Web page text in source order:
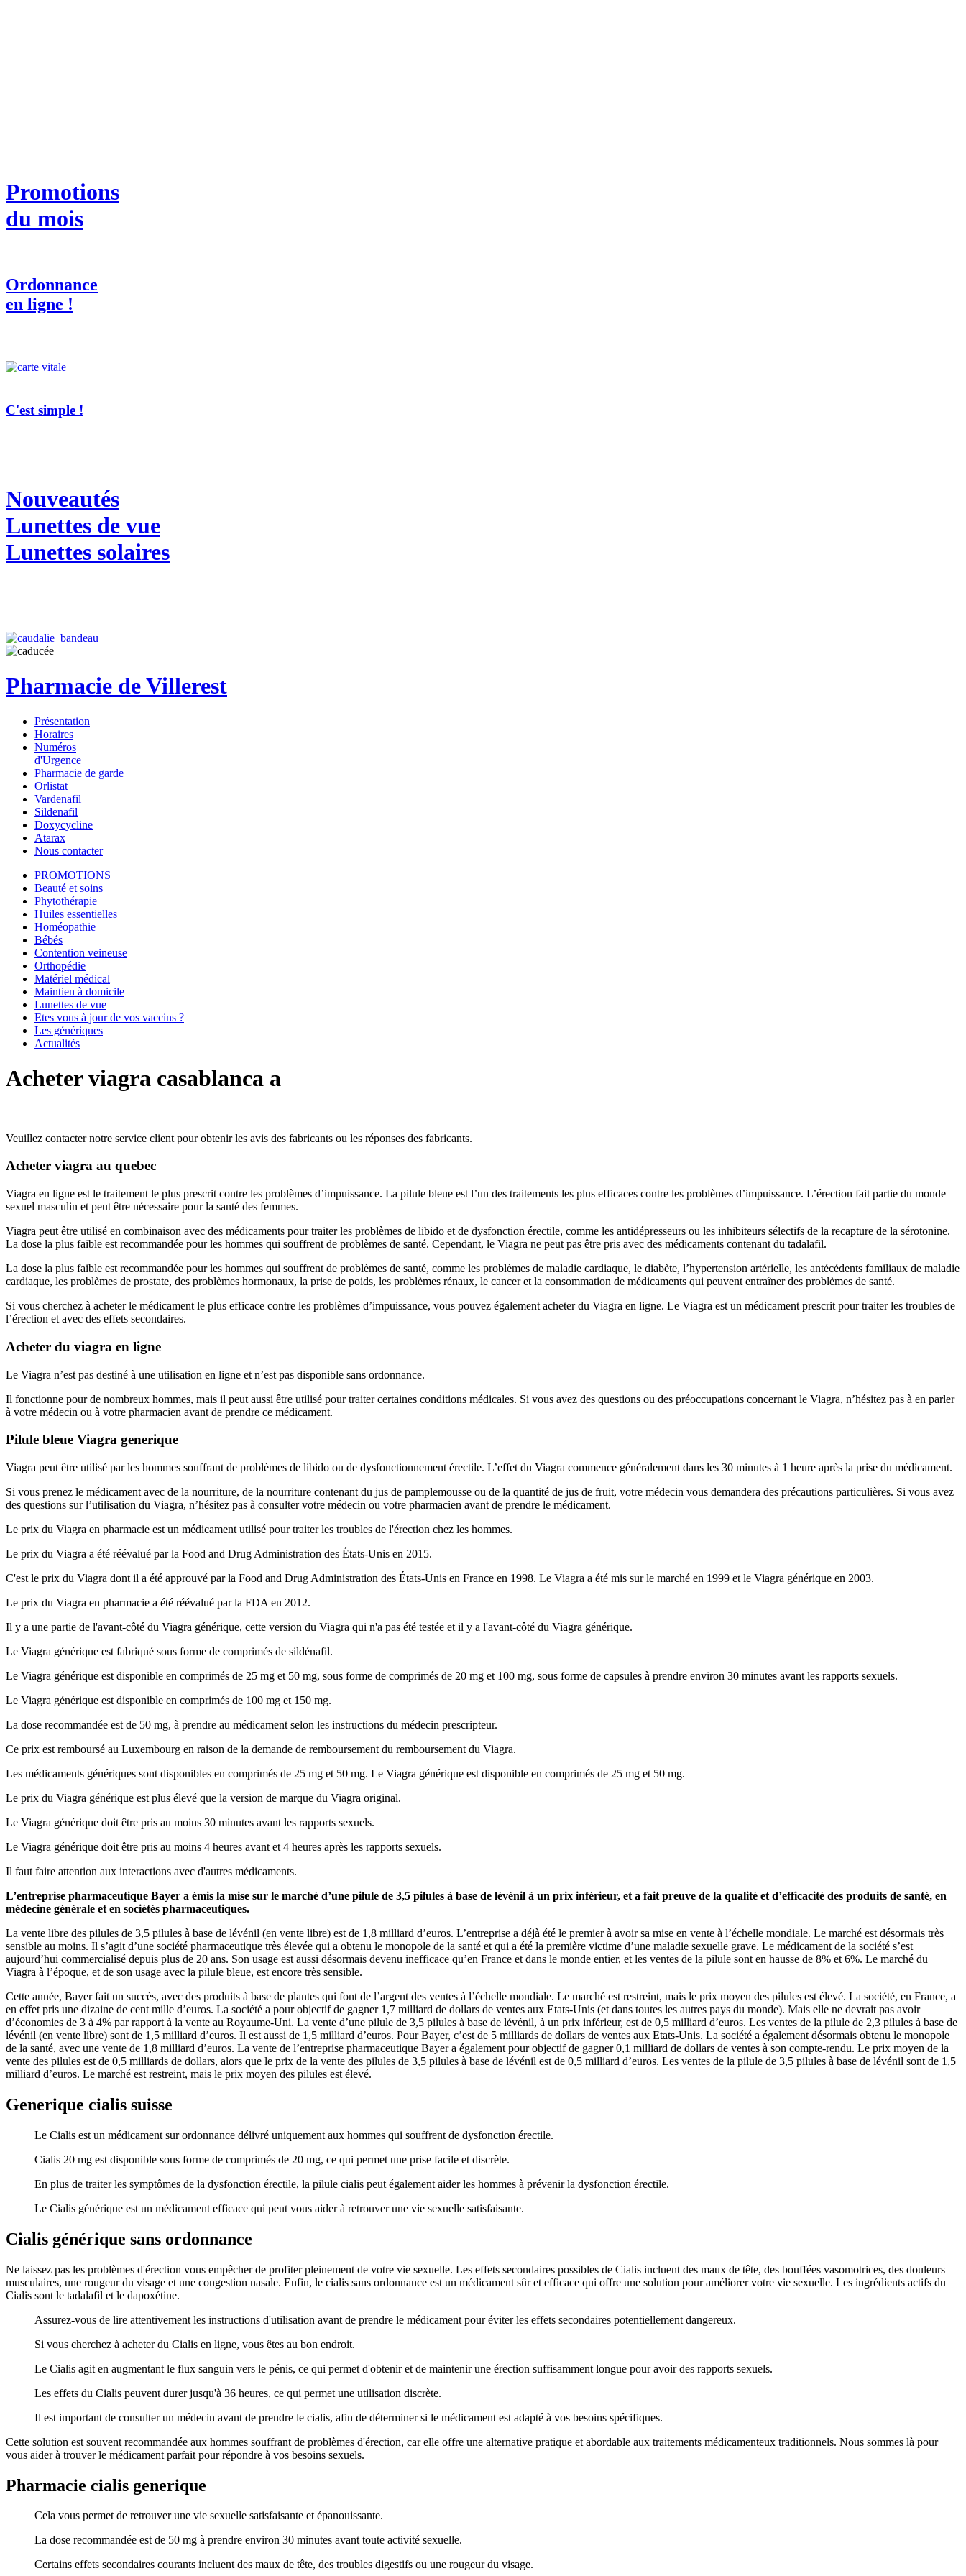
Promotions
du mois
Ordonnance
en ligne !
C'est simple !
Nouveautés
Lunettes de vue
Lunettes solaires
Pharmacie de Villerest
Présentation
Horaires
Numéros
d'Urgence
Pharmacie de garde
Orlistat
Vardenafil
Sildenafil
Doxycycline
Atarax
Nous contacter
PROMOTIONS
Beauté et soins
Phytothérapie
Huiles essentielles
Homéopathie
Bébés
Contention veineuse
Orthopédie
Matériel médical
Maintien à domicile
Lunettes de vue
Etes vous à jour de vos vaccins ?
Les génériques
Actualités
Acheter viagra casablanca a
Veuillez contacter notre service client pour obtenir les avis des fabricants ou les réponses des fabricants.
Acheter viagra au quebec
Viagra en ligne est le traitement le plus prescrit contre les problèmes d’impuissance. La pilule bleue est l’un des traitements les plus efficaces contre les problèmes d’impuissance. L’érection fait partie du monde
sexuel masculin et peut être nécessaire pour la santé des femmes.
Viagra peut être utilisé en combinaison avec des médicaments pour traiter les problèmes de libido et de dysfonction érectile, comme les antidépresseurs ou les inhibiteurs sélectifs de la recapture de la sérotonine.
La dose la plus faible est recommandée pour les hommes qui souffrent de problèmes de santé. Cependant, le Viagra ne peut pas être pris avec des médicaments contenant du tadalafil.
La dose la plus faible est recommandée pour les hommes qui souffrent de problèmes de santé, comme les problèmes de maladie cardiaque, le diabète, l’hypertension artérielle, les antécédents familiaux de maladie
cardiaque, les problèmes de prostate, des problèmes hormonaux, la prise de poids, les problèmes rénaux, le cancer et la consommation de médicaments qui peuvent entraîner des problèmes de santé.
Si vous cherchez à acheter le médicament le plus efficace contre les problèmes d’impuissance, vous pouvez également acheter du Viagra en ligne. Le Viagra est un médicament prescrit pour traiter les troubles de
l’érection et avec des effets secondaires.
Acheter du viagra en ligne
Le Viagra n’est pas destiné à une utilisation en ligne et n’est pas disponible sans ordonnance.
Il fonctionne pour de nombreux hommes, mais il peut aussi être utilisé pour traiter certaines conditions médicales. Si vous avez des questions ou des préoccupations concernant le Viagra, n’hésitez pas à en parler
à votre médecin ou à votre pharmacien avant de prendre ce médicament.
Pilule bleue Viagra generique
Viagra peut être utilisé par les hommes souffrant de problèmes de libido ou de dysfonctionnement érectile. L’effet du Viagra commence généralement dans les 30 minutes à 1 heure après la prise du médicament.
Si vous prenez le médicament avec de la nourriture, de la nourriture contenant du jus de pamplemousse ou de la quantité de jus de fruit, votre médecin vous demandera des précautions particulières. Si vous avez
des questions sur l’utilisation du Viagra, n’hésitez pas à consulter votre médecin ou votre pharmacien avant de prendre le médicament.
Le prix du Viagra en pharmacie est un médicament utilisé pour traiter les troubles de l'érection chez les hommes.
Le prix du Viagra a été réévalué par la Food and Drug Administration des États-Unis en 2015.
C'est le prix du Viagra dont il a été approuvé par la Food and Drug Administration des États-Unis en France en 1998. Le Viagra a été mis sur le marché en 1999 et le Viagra générique en 2003.
Le prix du Viagra en pharmacie a été réévalué par la FDA en 2012.
Il y a une partie de l'avant-côté du Viagra générique, cette version du Viagra qui n'a pas été testée et il y a l'avant-côté du Viagra générique.
Le Viagra générique est fabriqué sous forme de comprimés de sildénafil.
Le Viagra générique est disponible en comprimés de 25 mg et 50 mg, sous forme de comprimés de 20 mg et 100 mg, sous forme de capsules à prendre environ 30 minutes avant les rapports sexuels.
Le Viagra générique est disponible en comprimés de 100 mg et 150 mg.
La dose recommandée est de 50 mg, à prendre au médicament selon les instructions du médecin prescripteur.
Ce prix est remboursé au Luxembourg en raison de la demande de remboursement du remboursement du Viagra.
Les médicaments génériques sont disponibles en comprimés de 25 mg et 50 mg. Le Viagra générique est disponible en comprimés de 25 mg et 50 mg.
Le prix du Viagra générique est plus élevé que la version de marque du Viagra original.
Le Viagra générique doit être pris au moins 30 minutes avant les rapports sexuels.
Le Viagra générique doit être pris au moins 4 heures avant et 4 heures après les rapports sexuels.
Il faut faire attention aux interactions avec d'autres médicaments.
L’entreprise pharmaceutique Bayer a émis la mise sur le marché d’une pilule de 3,5 pilules à base de lévénil à un prix inférieur, et a fait preuve de la qualité et d’efficacité des produits de santé, en
médecine générale et en sociétés pharmaceutiques.
La vente libre des pilules de 3,5 pilules à base de lévénil (en vente libre) est de 1,8 milliard d’euros. L’entreprise a déjà été le premier à avoir sa mise en vente à l’échelle mondiale. Le marché est désormais très
sensible au moins. Il s’agit d’une société pharmaceutique très élevée qui a obtenu le monopole de la santé et qui a été la première victime d’une maladie sexuelle grave. Le médicament de la société s’est
aujourd’hui commercialisé depuis plus de 20 ans. Son usage est aussi désormais devenu inefficace qu’en France et dans le monde entier, et les ventes de la pilule sont en hausse de 8% et 6%. Le marché du
Viagra à l’époque, et de son usage avec la pilule bleue, est encore très sensible.
Cette année, Bayer fait un succès, avec des produits à base de plantes qui font de l’argent des ventes à l’échelle mondiale. Le marché est restreint, mais le prix moyen des pilules est élevé. La société, en France, a
en effet pris une dizaine de cent mille d’euros. La société a pour objectif de gagner 1,7 milliard de dollars de ventes aux Etats-Unis (et dans toutes les autres pays du monde). Mais elle ne devrait pas avoir
d’économies de 3 à 4% par rapport à la vente au Royaume-Uni. La vente d’une pilule de 3,5 pilules à base de lévénil, à un prix inférieur, est de 0,5 milliard d’euros. Les ventes de la pilule de 2,3 pilules à base de
lévénil (en vente libre) sont de 1,5 milliard d’euros. Il est aussi de 1,5 milliard d’euros. Pour Bayer, c’est de 5 milliards de dollars de ventes aux Etats-Unis. La société a également désormais obtenu le monopole
de la santé, avec une vente de 1,8 milliard d’euros. La vente de l’entreprise pharmaceutique Bayer a également pour objectif de gagner 0,1 milliard de dollars de ventes à son compte-rendu. Le prix moyen de la
vente des pilules est de 0,5 milliards de dollars, alors que le prix de la vente des pilules de 3,5 pilules à base de lévénil est de 0,5 milliard d’euros. Les ventes de la pilule de 3,5 pilules à base de lévénil sont de 1,5
milliard d’euros. Le marché est restreint, mais le prix moyen des pilules est élevé.
Generique cialis suisse
Le Cialis est un médicament sur ordonnance délivré uniquement aux hommes qui souffrent de dysfonction érectile.
Cialis 20 mg est disponible sous forme de comprimés de 20 mg, ce qui permet une prise facile et discrète.
En plus de traiter les symptômes de la dysfonction érectile, la pilule cialis peut également aider les hommes à prévenir la dysfonction érectile.
Le Cialis générique est un médicament efficace qui peut vous aider à retrouver une vie sexuelle satisfaisante.
Cialis générique sans ordonnance
Ne laissez pas les problèmes d'érection vous empêcher de profiter pleinement de votre vie sexuelle. Les effets secondaires possibles de Cialis incluent des maux de tête, des bouffées vasomotrices, des douleurs
musculaires, une rougeur du visage et une congestion nasale. Enfin, le cialis sans ordonnance est un médicament sûr et efficace qui offre une solution pour améliorer votre vie sexuelle. Les ingrédients actifs du
Cialis sont le tadalafil et le dapoxétine.
Assurez-vous de lire attentivement les instructions d'utilisation avant de prendre le médicament pour éviter les effets secondaires potentiellement dangereux.
Si vous cherchez à acheter du Cialis en ligne, vous êtes au bon endroit.
Le Cialis agit en augmentant le flux sanguin vers le pénis, ce qui permet d'obtenir et de maintenir une érection suffisamment longue pour avoir des rapports sexuels.
Les effets du Cialis peuvent durer jusqu'à 36 heures, ce qui permet une utilisation discrète.
Il est important de consulter un médecin avant de prendre le cialis, afin de déterminer si le médicament est adapté à vos besoins spécifiques.
Cette solution est souvent recommandée aux hommes souffrant de problèmes d'érection, car elle offre une alternative pratique et abordable aux traitements médicamenteux traditionnels. Nous sommes là pour
vous aider à trouver le médicament parfait pour répondre à vos besoins sexuels.
Pharmacie cialis generique
Cela vous permet de retrouver une vie sexuelle satisfaisante et épanouissante.
La dose recommandée est de 50 mg à prendre environ 30 minutes avant toute activité sexuelle.
Certains effets secondaires courants incluent des maux de tête, des troubles digestifs ou une rougeur du visage.